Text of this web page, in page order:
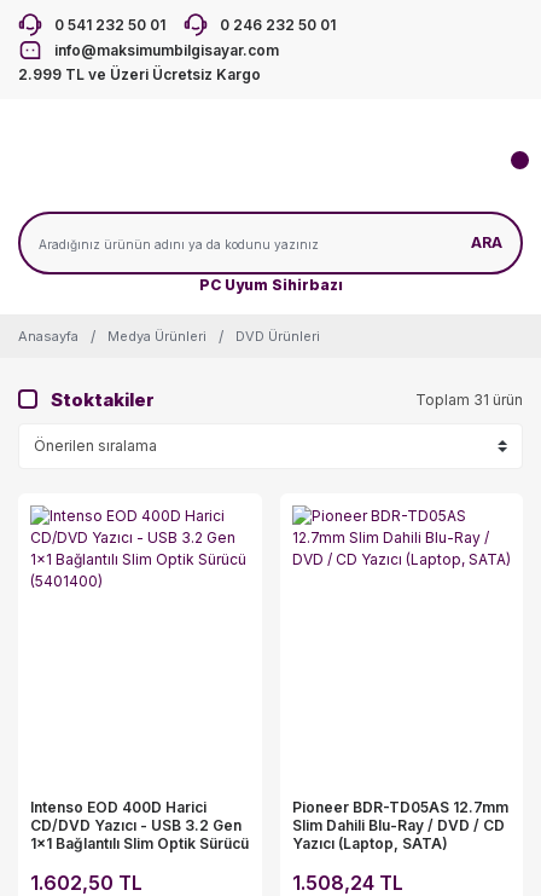
0 541 232 50 01
0 246 232 50 01
info@maksimumbilgisayar.com
2.999 TL ve Üzeri Ücretsiz Kargo
PC Uyum Sihirbazı
ARA
Anasayfa Medya Ürünleri DVD Ürünleri
Stoktakiler Toplam 31 ürün
Intenso EOD 400D Harici
CD/DVD Yazıcı - USB 3.2 Gen
1x1 Bağlantılı Slim Optik Sürücü
1.602,50 TL
Pioneer BDR-TD05AS 12.7mm
Slim Dahili Blu-Ray / DVD / CD
Yazıcı (Laptop, SATA)
1.508,24 TL